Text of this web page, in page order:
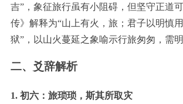
吉”，象征旅行虽有小阻碍，但坚守正道
传》解释为“山上有火，旅；君子以明慎
狱”，以山火蔓延之象喻示行旅匆匆，需明
二、爻辞解析
1. 初六：旅琐琐，斯其所取灾